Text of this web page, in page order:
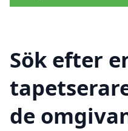
Sök efter
de